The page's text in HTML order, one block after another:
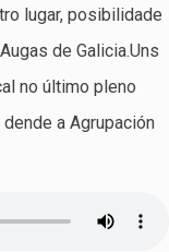
lugar, posibilidade
de Galicia.Uns
no último pleno
a Agrupación